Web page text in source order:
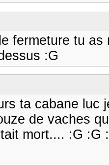
fermeture tu
:G
ta cabane luc
de vaches
mort.... :G :G